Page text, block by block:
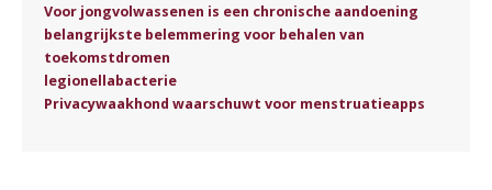
Voor jongvolwassenen is een chronische aandoening
belangrijkste belemmering voor behalen van
toekomstdromen
legionellabacterie
Privacywaakhond waarschuwt voor menstruatieapps